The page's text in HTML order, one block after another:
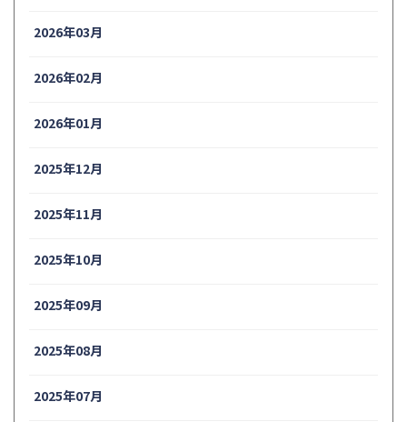
2026年03月
2026年02月
2026年01月
2025年12月
2025年11月
2025年10月
2025年09月
2025年08月
2025年07月